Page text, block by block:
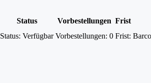
Status Vorbestellungen Frist
Status: Verfügbar Vorbestellungen: 0 Frist: